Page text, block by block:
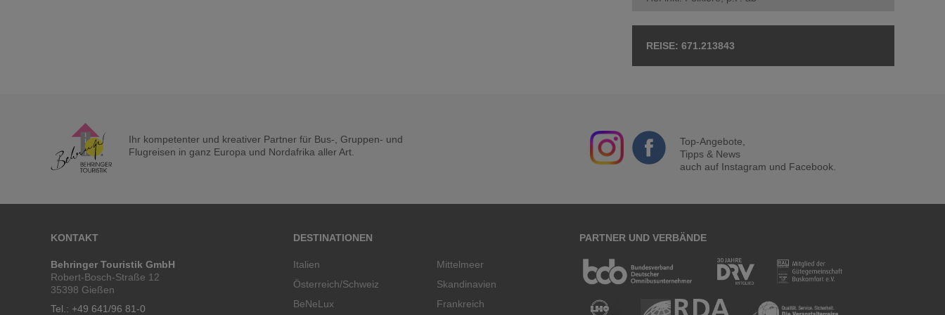
671.213843
Ihr kompetenter und kreativer Partner für Bus-, Gruppen- und
Flugreisen in ganz Europa und Nordafrika aller Art.
Top-Angebote,
Tipps & News
auch auf Instagram und Facebook.
KONTAKT
Behringer Touristik GmbH
Robert-Bosch-Straße 12
35398 Gießen
Tel.: +49 641/96 81-0
DESTINATIONEN
Italien
Österreich/Schweiz
BeNeLux
Mittelmeer
Skandinavien
Frankreich
PARTNER UND VERBÄNDE